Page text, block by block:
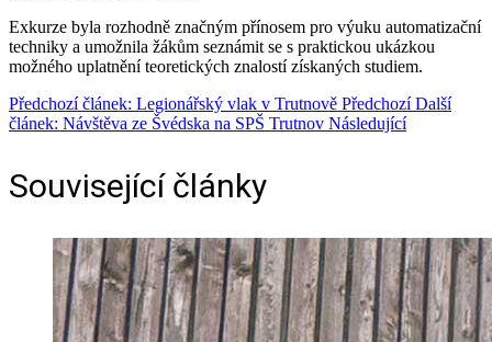
Exkurze byla rozhodně značným přínosem pro výuku automatizační
techniky a umožnila žákům seznámit se s praktickou ukázkou
možného uplatnění teoretických znalostí získaných studiem.
Předchozí článek: Legionářský vlak v Trutnově Předchozí Další
článek: Návštěva ze Švédska na SPŠ Trutnov Následující
Související články